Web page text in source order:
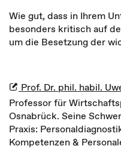
Wie gut, dass in Ihrem
besonders kritisch auf
um die Besetzung der
Prof. Dr. phil. habil.
Professor für
Osnabrück. Seine
Praxis:
Kompetenzen &